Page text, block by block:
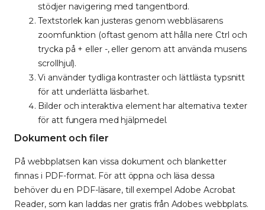
stödjer navigering med tangentbord.
Textstorlek kan justeras genom webbläsarens
zoomfunktion (oftast genom att hålla nere Ctrl och
trycka på + eller -, eller genom att använda musens
scrollhjul).
Vi använder tydliga kontraster och lättlästa typsnitt
för att underlätta läsbarhet.
Bilder och interaktiva element har alternativa texter
för att fungera med hjälpmedel.
Dokument och filer
På webbplatsen kan vissa dokument och blanketter
finnas i PDF-format. För att öppna och läsa dessa
behöver du en PDF-läsare, till exempel Adobe Acrobat
Reader, som kan laddas ner gratis från Adobes webbplats.